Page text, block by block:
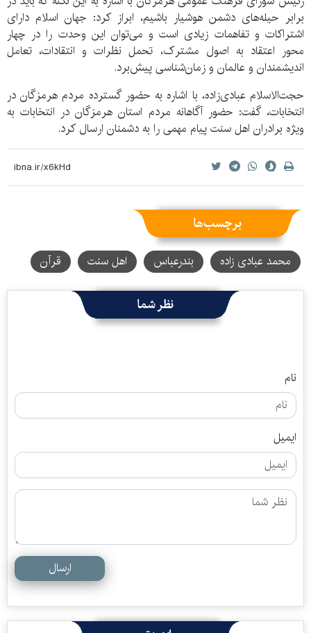
برابر حیله‌های دشمن هوشیار باشیم، ابراز کرد: جهان اسلام دارای
اشتراکات و تفاهمات زیادی است و می‌توان این وحدت را در چهار
محور اعتقاد به اصول مشترک، تحمل نظرات و انتقادات، تعامل
اندیشمندان و عالمان و زمان‌شناسی پیش‌برد.
حجت‌الاسلام عبادی‌زاده، با اشاره به حضور گسترده مردم هرمزگان در
انتخابات، گفت: حضور آگاهانه مردم استان هرمزگان در انتخابات به
ویژه برادران اهل سنت پیام مهمی را به دشمنان ارسال کرد.
برچسب‌ها
محمد عبادی زاده بندرعباس اهل سنت قرآن
نظر شما
نام
ایمیل
ارسال